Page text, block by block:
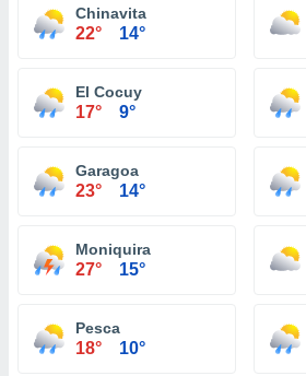
Chinavita
22° 14°
El Cocuy
17° 9°
Garagoa
23° 14°
Moniquira
27° 15°
Pesca
18° 10°